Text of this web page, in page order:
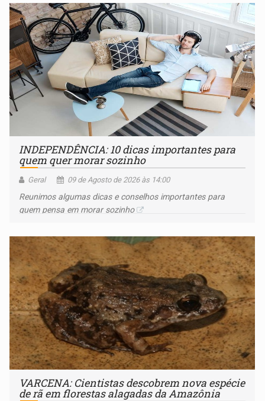
INDEPENDÊNCIA: 10 dicas importantes para
quem quer morar sozinho
Geral 09 de Agosto de 2026 às 14:00
Reunimos algumas dicas e conselhos importantes para
quem pensa em morar sozinho
VARCENA: Cientistas descobrem nova espécie
de rã em florestas alagadas da Amazônia